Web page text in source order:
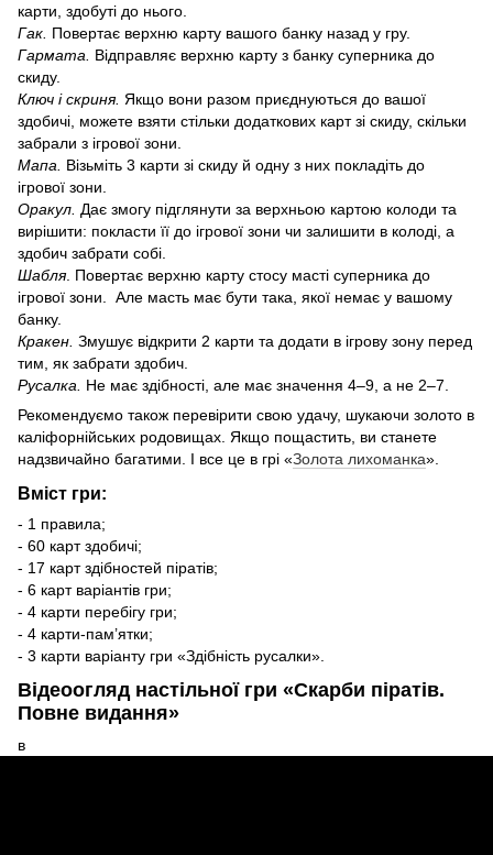
карти, здобуті до нього.
Гак. Повертає верхню карту вашого банку назад у гру.
Гармата.
Відправляє верхню карту з банку суперника до
скиду.
Ключ і скриня. Якщо вони разом приєднуються до вашої
здобичі, можете взяти стільки додаткових карт зі скиду, скільки
забрали з ігрової зони.
Мапа. Візьміть 3 карти зі скиду й одну з них покладіть до
ігрової зони.
Оракул. Дає змогу підглянути за верхньою картою колоди та
вирішити: покласти її до ігрової зони чи залишити в колоді, а
здобич забрати собі.
Шабля. Повертає верхню карту стосу масті суперника до
ігрової зони. Але масть має бути така, якої немає у вашому
банку.
Кракен. Змушує відкрити 2 карти та додати в ігрову зону перед
тим, як забрати здобич.
Русалка.
Не має здібності, але має значення 4–9, а не 2–7.
Рекомендуємо також перевірити свою удачу, шукаючи золото в
каліфорнійських родовищах. Якщо пощастить, ви станете
надзвичайно багатими. І все це в грі «Золота лихоманка».
Вміст гри:
- 1 правила;
- 60 карт здобичі;
- 17 карт здібностей піратів;
- 6 карт варіантів гри;
- 4 карти перебігу гри;
- 4 карти-пам’ятки;
- 3 карти варіанту гри «Здібність русалки».
Відеоогляд настільної гри «Скарби піратів.
Повне видання»
в